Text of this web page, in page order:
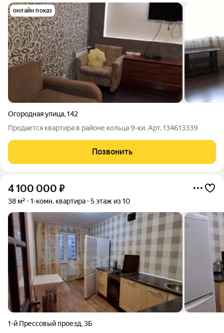
онлайн показ
Огородная улица,142
Продается квартира в районе кольца 9-ки. Арт. 134613339
Позвонить
4 100 000 ₽
38 м² 1-комн. квартира 5 этаж из 10
1-й Прессовый проезд,3Б